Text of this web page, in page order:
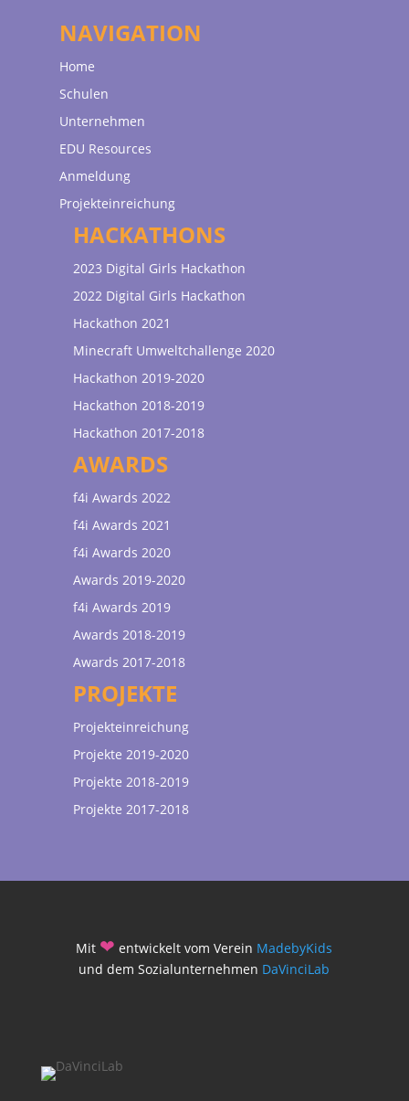
NAVIGATION
Home
Schulen
Unternehmen
EDU Resources
Anmeldung
Projekteinreichung
HACKATHONS
2023 Digital Girls Hackathon
2022 Digital Girls Hackathon
Hackathon 2021
Minecraft Umweltchallenge 2020
Hackathon 2019-2020
Hackathon 2018-2019
Hackathon 2017-2018
AWARDS
f4i Awards 2022
f4i Awards 2021
f4i Awards 2020
Awards 2019-2020
f4i Awards 2019
Awards 2018-2019
Awards 2017-2018
PROJEKTE
Projekteinreichung
Projekte 2019-2020
Projekte 2018-2019
Projekte 2017-2018
Mit ❤ entwickelt vom Verein MadebyKids
und dem Sozialunternehmen DaVinciLab